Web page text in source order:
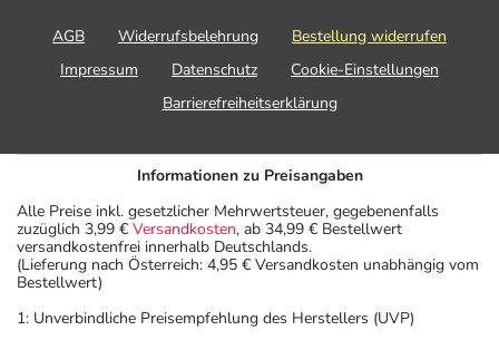
AGB Widerrufsbelehrung
Bestellung widerrufen
Impressum
Datenschutz
Cookie-Einstellungen
Barrierefreiheitserklärung
Informationen zu Preisangaben
Alle Preise inkl. gesetzlicher Mehrwertsteuer, gegebenenfalls
zuzüglich 3,99 € Versandkosten, ab 34,99 € Bestellwert
versandkostenfrei innerhalb Deutschlands.
(Lieferung nach Österreich: 4,95 € Versandkosten unabhängig vom
Bestellwert)
1: Unverbindliche Preisempfehlung des Herstellers (UVP)